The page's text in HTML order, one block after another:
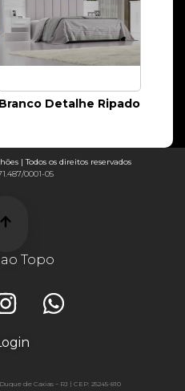
Branco Detalhe Ripado
Topo
| Todos os direitos reservados
0001-05
de Caxias – RJ | CEP: 25245-810